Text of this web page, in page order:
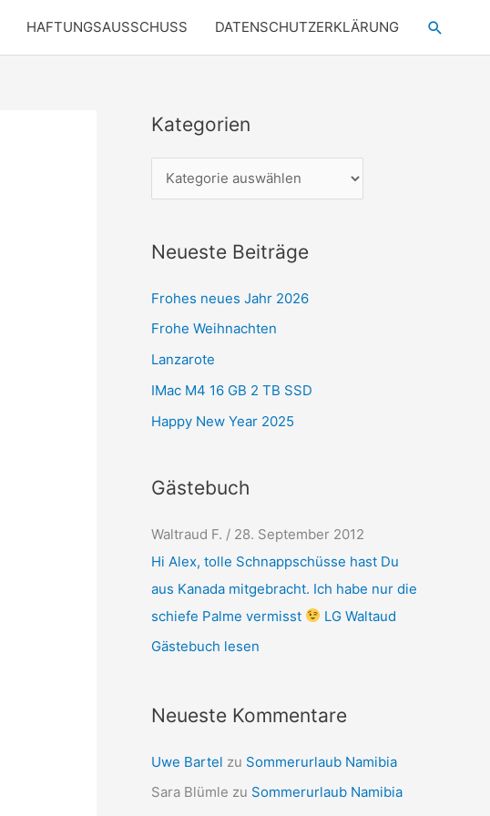
HAFTUNGSAUSSCHUSS DATENSCHUTZERKLÄRUNG Suchen
Kategorien
K
e
o
n
Neueste Beiträge
Frohes neues Jahr 2026
Frohe Weihnachten
Lanzarote
IMac M4 16 GB 2 TB SSD
Happy New Year 2025
Gästebuch
Waltraud F. / 28. September 2012
Hi Alex, tolle Schnappschüsse hast Du
aus Kanada mitgebracht. Ich habe nur die
schiefe Palme vermisst
LG Waltaud
Gästebuch lesen
Neueste Kommentare
Uwe Bartel zu Sommerurlaub Namibia
Sara Blümle zu Sommerurlaub Namibia